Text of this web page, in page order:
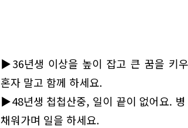
▶36년생 이상을 높이 잡고 큰 꿈을 키
혼자 말고 함께 하세요.
▶48년생 첩첩산중, 일이 끝이 없어요.
채워가며 일을 하세요.